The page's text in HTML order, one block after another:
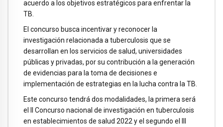
acuerdo a los objetivos estratégicos para enfrentar la
TB.
El concurso busca incentivar y reconocer la
investigación relacionada a tuberculosis que se
desarrollan en los servicios de salud, universidades
públicas y privadas, por su contribución a la generación
de evidencias para la toma de decisiones e
implementación de estrategias en la lucha contra la TB.
Este concurso tendrá dos modalidades, la primera será
el II Concurso nacional de investigación en tuberculosis
en establecimientos de salud 2022 y el segundo el III